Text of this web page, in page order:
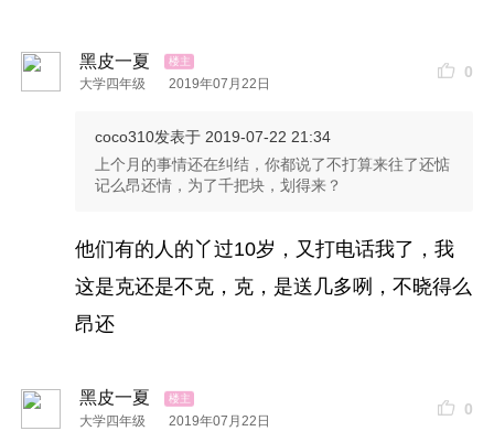
黑皮一夏
大学四年级 2019年07月22日
0
coco310发表于 2019-07-22 21:34
上个月的事情还在纠结，你都说了不打算来往了还惦
记么昂还情，为了千把块，划得来？
他们有的人的丫过10岁，又打电话我了，我
这是克还是不克，克，是送几多咧，不晓得么
昂还
黑皮一夏
大学四年级 2019年07月22日
0